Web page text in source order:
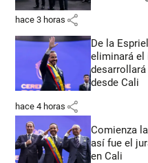
hace 3 horas share
De la
eliminará
desde Cali
hace 4 horas share
Comienza
así fue el
en Cali